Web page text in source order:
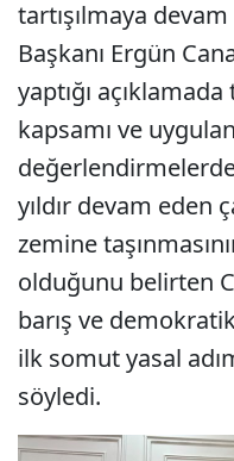
tartışılmaya
Başkanı Ergün
yaptığı
kapsamı ve
yıldır devam eden
zemine
olduğunu belirten
barış ve
ilk somut yasal
söyledi.